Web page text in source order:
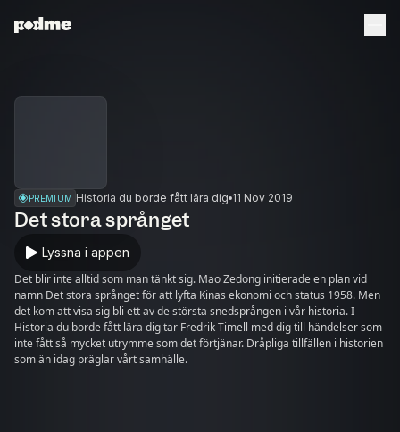
PREMIUM Historia du borde fått lära dig 11 Nov 2019
Det stora språnget
Lyssna i appen
Det blir inte alltid som man tänkt sig. Mao Zedong initierade en plan vid
namn Det stora språnget för att lyfta Kinas ekonomi och status 1958. Men
det kom att visa sig bli ett av de största snedsprången i vår historia. I
Historia du borde fått lära dig tar Fredrik Timell med dig till händelser som
inte fått så mycket utrymme som det förtjänar. Dråpliga tillfällen i historien
som än idag präglar vårt samhälle.